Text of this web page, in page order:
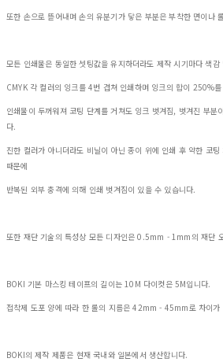
또한 손으로 뜯어내며 손의 유분기가 닿은 부분은 부착한 면이나
모든 인쇄물은 동일한 셋팅값을 유지하더라도 제작 시기마다 색
CMYK 각 컬러의 잉크를 4번 겹쳐 인쇄하며 잉크의 합이 250%
인쇄물이 두꺼워져 코팅 단계를 거쳐도 잉크 벗겨짐, 벗겨진 부분
다.
진한 컬러가 아니더라도 비닐이 아닌 종이 위에 인쇄 후 약한 코
때문에
반복된 외부 충격에 의해 인쇄 벗겨짐이 있을 수 있습니다.
또한 재단 기술의 특성상 모든 디자인은 0.5mm - 1mm의 재단
BOKI 기본 마스킹 테이프의 길이는 10M 다이컷은 5M입니다.
접착제 도포 양에 따라 한 롤의 지름은 42mm - 45mm로 차이가
BOKI의 제작 제품은 현재 국내와 일본에서 생산합니다.